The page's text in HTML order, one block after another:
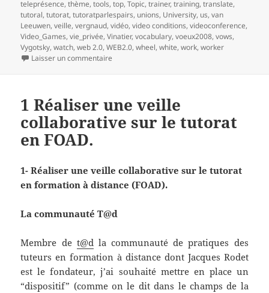
teleprésence,thème,tools,top,Topic,trainer,training,translate,
tutoral,tutorat,tutoratparlespairs, unions, University, us,van
Leeuwen,veille,vergnaud,vidéo,video conditions,videoconference,
Video_Games,vie_privée,Vinatier,vocabulary,voeux2008,vows,
Vygotsky,watch,web 2.0,WEB2.0,wheel,white,work,worker
Laisser un commentaire
1 Réaliser une veille
collaborative sur le tutorat
en FOAD.
1- Réaliser une veille collaborative sur le tutorat
en formation à distance (FOAD).
La communauté T@d
Membre de t@dla communauté de pratiques des
tuteurs en formation à distance dont Jacques Rodet
est le fondateur, j’ai souhaité mettre en place un
“dispositif” (comme on le dit dans le champs de la